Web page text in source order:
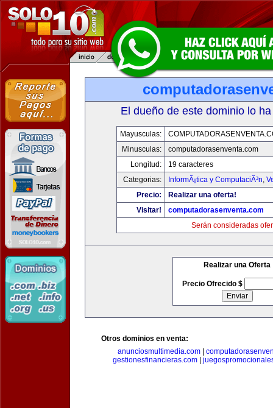
El dueño de este dominio lo
Mayusculas:
Minusculas:
computadorasenventa.com
Longitud:
19 caracteres
Categorias:
InformÃ¡tica y ComputaciÃ³n,
Precio:
Realizar una oferta!
Visitar!
computadorasenventa.com
Serán consideradas
Realizar una Oferta
Precio Ofrecido $
Otros dominios en venta:
anunciosmultimedia.com
gestionesfinancieras.com